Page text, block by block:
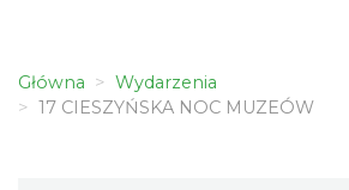
Główna
Wydarzenia
17 CIESZYŃSKA NOC MUZEÓW